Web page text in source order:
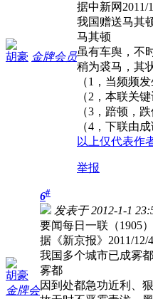
胡豪 金牌会员
据中新网2011/
我国赠送马其
马其顿
虽有车舆，不
稍为裘马，其
（1，当频频
（2，本联关
（3，踣顿，
（4，下联由
以上仅代表作
举报
胡豪
金牌会
6#
发表于 2012-1-1
要闻每日一联（1905）
据《新京报》2011/12/4
我国多个城市已成雾都
雾都
因到处都急功近利、